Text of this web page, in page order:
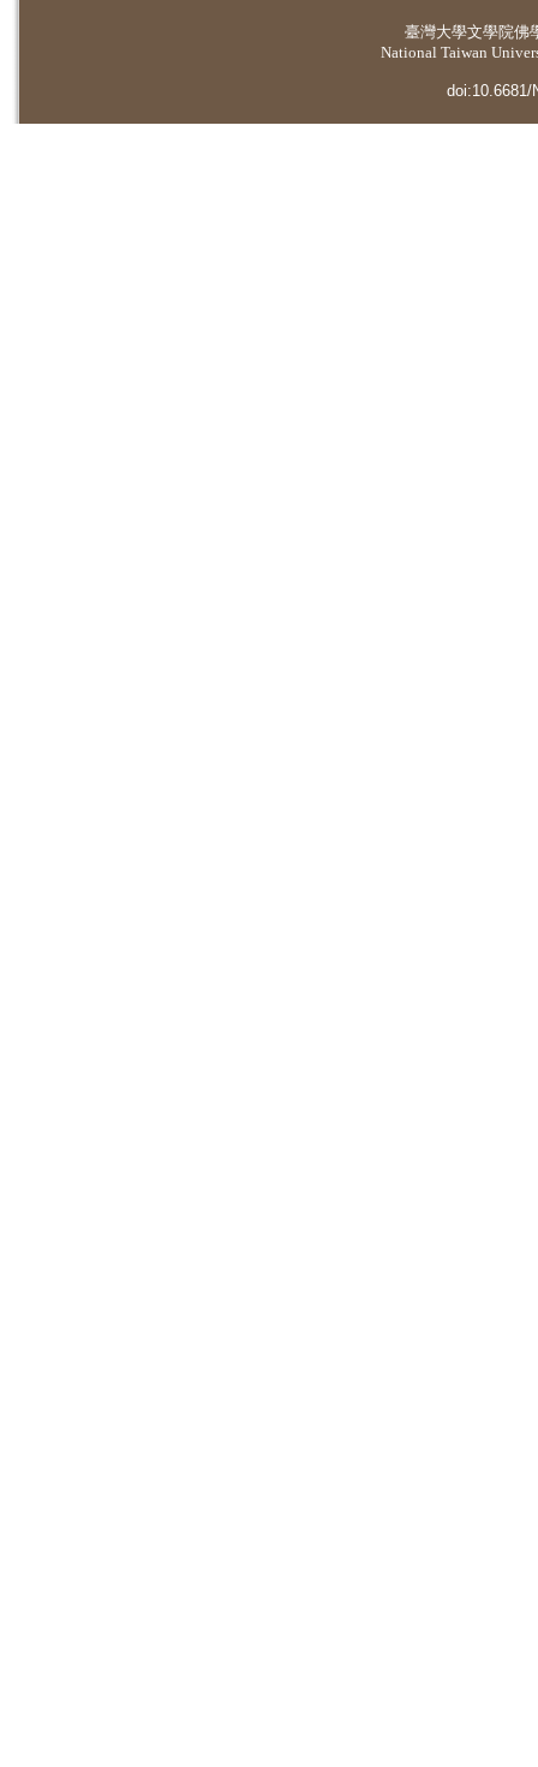
臺灣大學文學院佛
National Taiwan
doi:10.6681/